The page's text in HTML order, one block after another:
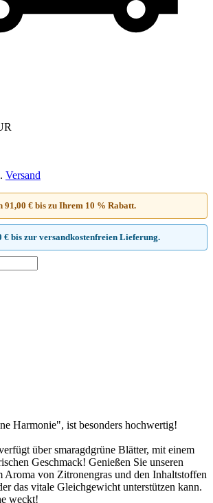
Versand
91,00 € bis zu Ihrem 10 % Rabatt.
€ bis zur versandkostenfreien Lieferung.
Harmonie", ist besonders hochwertig!
über smaragdgrüne Blätter, mit einem
Geschmack! Genießen Sie unseren
Aroma von Zitronengras und den Inhaltstoffen
das vitale Gleichgewicht unterstützen kann.
weckt!